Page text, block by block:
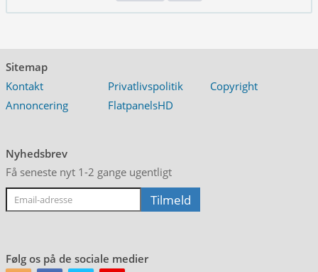
Sitemap
Kontakt
Privatlivspolitik
Copyright
Annoncering
FlatpanelsHD
Nyhedsbrev
Få seneste nyt 1-2 gange ugentligt
Følg os på de sociale medier